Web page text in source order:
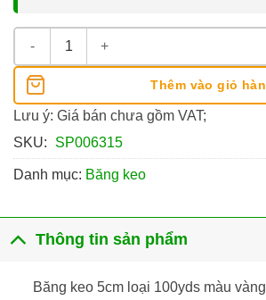
Băng Keo 5cm Hàng Dễ Vỡ Vui Lòng
Thêm vào giỏ
Lưu ý: Giá bán chưa gồm VAT;
SKU:
SP006315
Danh mục: Băng keo
Thông tin sản phẩm
Băng keo 5cm loại 100yds màu